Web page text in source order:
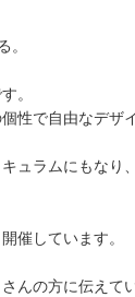
。
。
性で自由なデザ
ュラムにもなり、
催しています。
んの方に伝えて